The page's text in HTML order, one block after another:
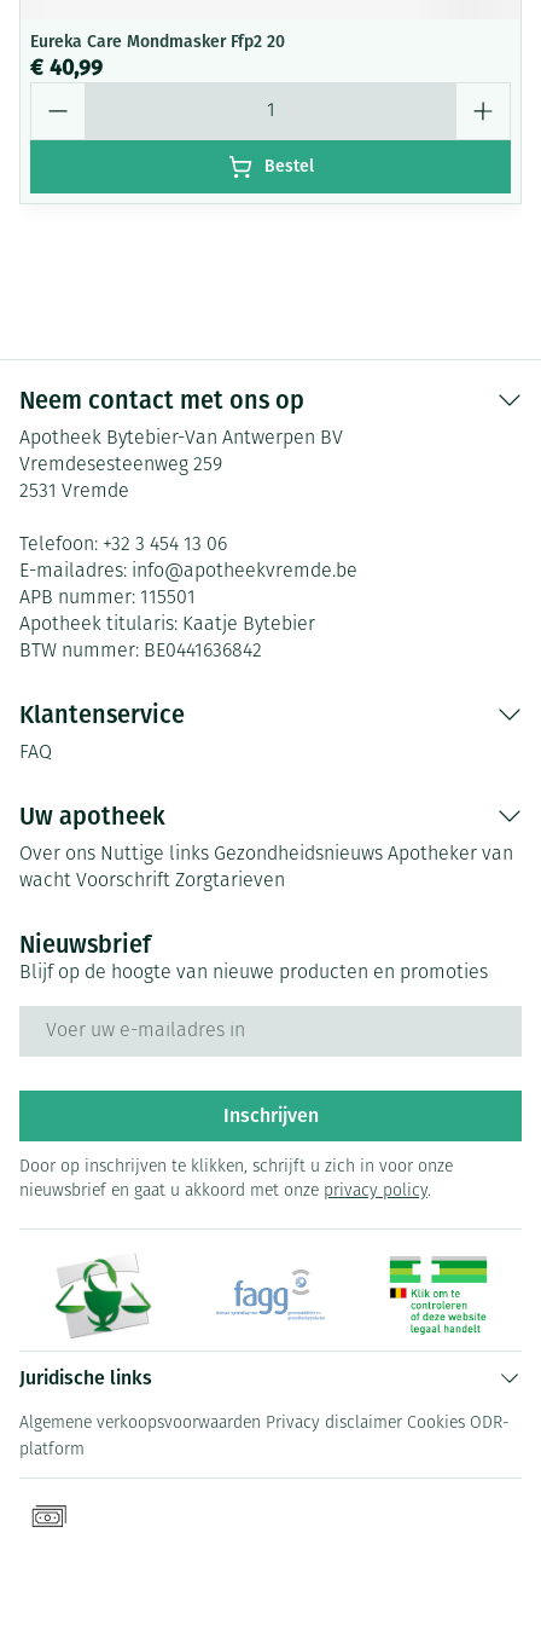
Eureka Care Mondmasker Ffp2 20
€ 40,99
Bestel
Neem contact met ons op
Apotheek Bytebier-Van Antwerpen BV
Vremdesesteenweg 259
2531 Vremde
Telefoon: +32 3 454 13 06
E-mailadres: info@apotheekvremde.be
APB nummer: 115501
Apotheek titularis: Kaatje Bytebier
BTW nummer: BE0441636842
Klantenservice
FAQ
Uw apotheek
Over ons Nuttige links Gezondheidsnieuws Apotheker van
wacht Voorschrift Zorgtarieven
Nieuwsbrief
Blijf op de hoogte van nieuwe producten en promoties
Inschrijven
Door op inschrijven te klikken, schrijft u zich in voor onze
nieuwsbrief en gaat u akkoord met onze privacy policy.
Juridische links
Algemene verkoopsvoorwaarden Privacy disclaimer Cookies ODR-
platform